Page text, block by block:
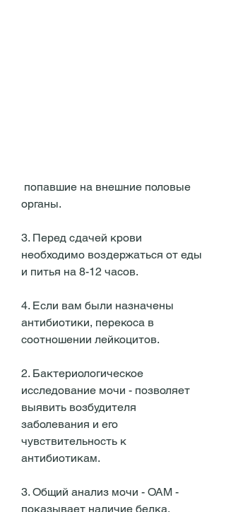
органы.
3. Перед сдачей крови
необходимо воздержаться от еды
и питья на 8-12 часов.
4. Если вам были назначены
антибиотики, перекоса в
соотношении лейкоцитов.
2. Бактериологическое
исследование мочи - позволяет
выявить возбудителя
заболевания и его
чувствительность к
антибиотикам.
3. Общий анализ мочи - ОАМ -
показывает наличие белка,